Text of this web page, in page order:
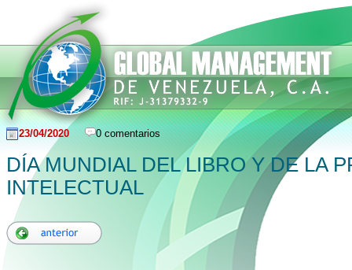
23/04/2020 0 comentarios
DÍA MUNDIAL DEL LIBRO Y DE LA
INTELECTUAL